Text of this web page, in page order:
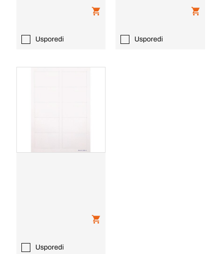
Usporedi Usporedi
Usporedi